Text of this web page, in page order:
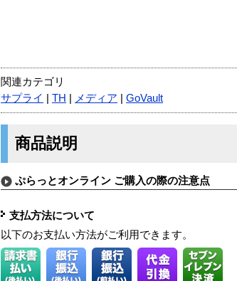
関連カテゴリ
サプライ
TH メディア GoVault
商品説明
ぷらっとオンライン ご購入の際の注意点
支払方法について
以下のお支払い方法がご利用できます。